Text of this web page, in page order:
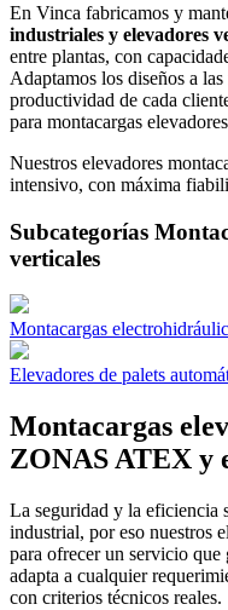
En Vinca fabricamos y
industriales y elevadores
entre plantas, con
Adaptamos los diseños a
productividad de cada
para montacargas
Nuestros elevadores
intensivo, con máxima
Subcategorías
verticales
Montacargas
Elevadores de palets
Montacargas
ZONAS ATEX y
La seguridad y la eficiencia
industrial, por eso nuestros
para ofrecer un servicio que
adapta a cualquier
con criterios técnicos reales.